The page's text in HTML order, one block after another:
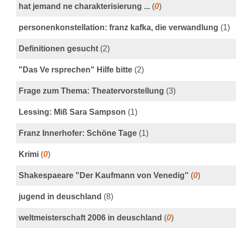
hat jemand ne charakterisierung ... (0)
personenkonstellation: franz kafka, die verwandlung (1)
Definitionen gesucht (2)
"Das Ve rsprechen" Hilfe bitte (2)
Frage zum Thema: Theatervorstellung (3)
Lessing: Miß Sara Sampson (1)
Franz Innerhofer: Schöne Tage (1)
Krimi (0)
Shakespaeare "Der Kaufmann von Venedig" (0)
jugend in deuschland (8)
weltmeisterschaft 2006 in deuschland (0)